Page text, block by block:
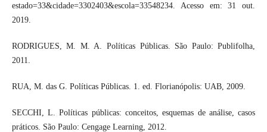
estado=33&cidade=3302403&escola=33548234. Acesso em: 31 out.
2019.
RODRIGUES, M. M. A. Políticas Públicas. São Paulo: Publifolha,
2011.
RUA, M. das G. Políticas Públicas. 1. ed. Florianópolis: UAB, 2009.
SECCHI, L. Políticas públicas: conceitos, esquemas de análise, casos
práticos. São Paulo: Cengage Learning, 2012.